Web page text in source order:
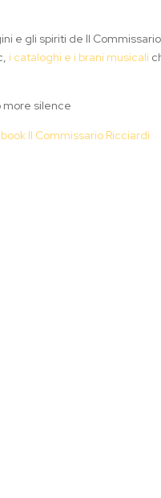
e gli spiriti de Il
i cataloghi e i brani musicali
more silence
Il Commissario Ricciardi